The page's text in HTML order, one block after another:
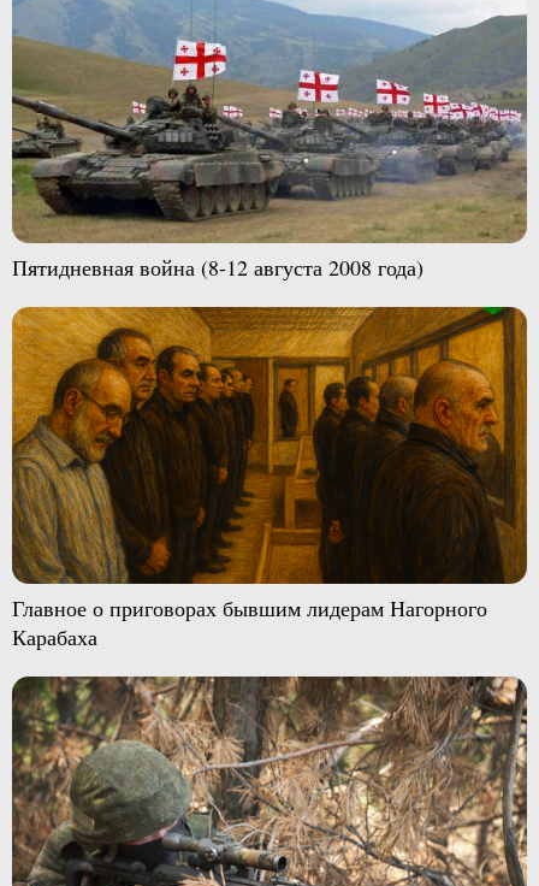
Пятидневная война (8-12 августа 2008 года)
Главное о приговорах бывшим лидерам Нагорного
Карабаха